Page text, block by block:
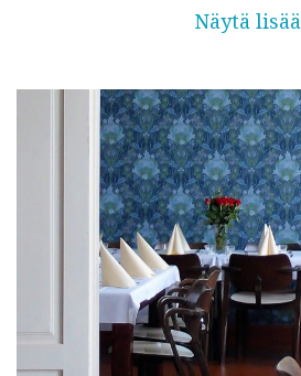
Näytä lisää